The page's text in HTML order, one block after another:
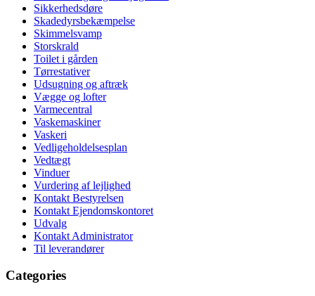
Sikkerhedsdøre
Skadedyrsbekæmpelse
Skimmelsvamp
Storskrald
Toilet i gården
Tørrestativer
Udsugning og aftræk
Vægge og lofter
Varmecentral
Vaskemaskiner
Vaskeri
Vedligeholdelsesplan
Vedtægt
Vinduer
Vurdering af lejlighed
Kontakt Bestyrelsen
Kontakt Ejendomskontoret
Udvalg
Kontakt Administrator
Til leverandører
Categories